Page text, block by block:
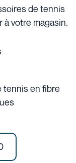
de tennis
à votre magasin.
tennis en fibre